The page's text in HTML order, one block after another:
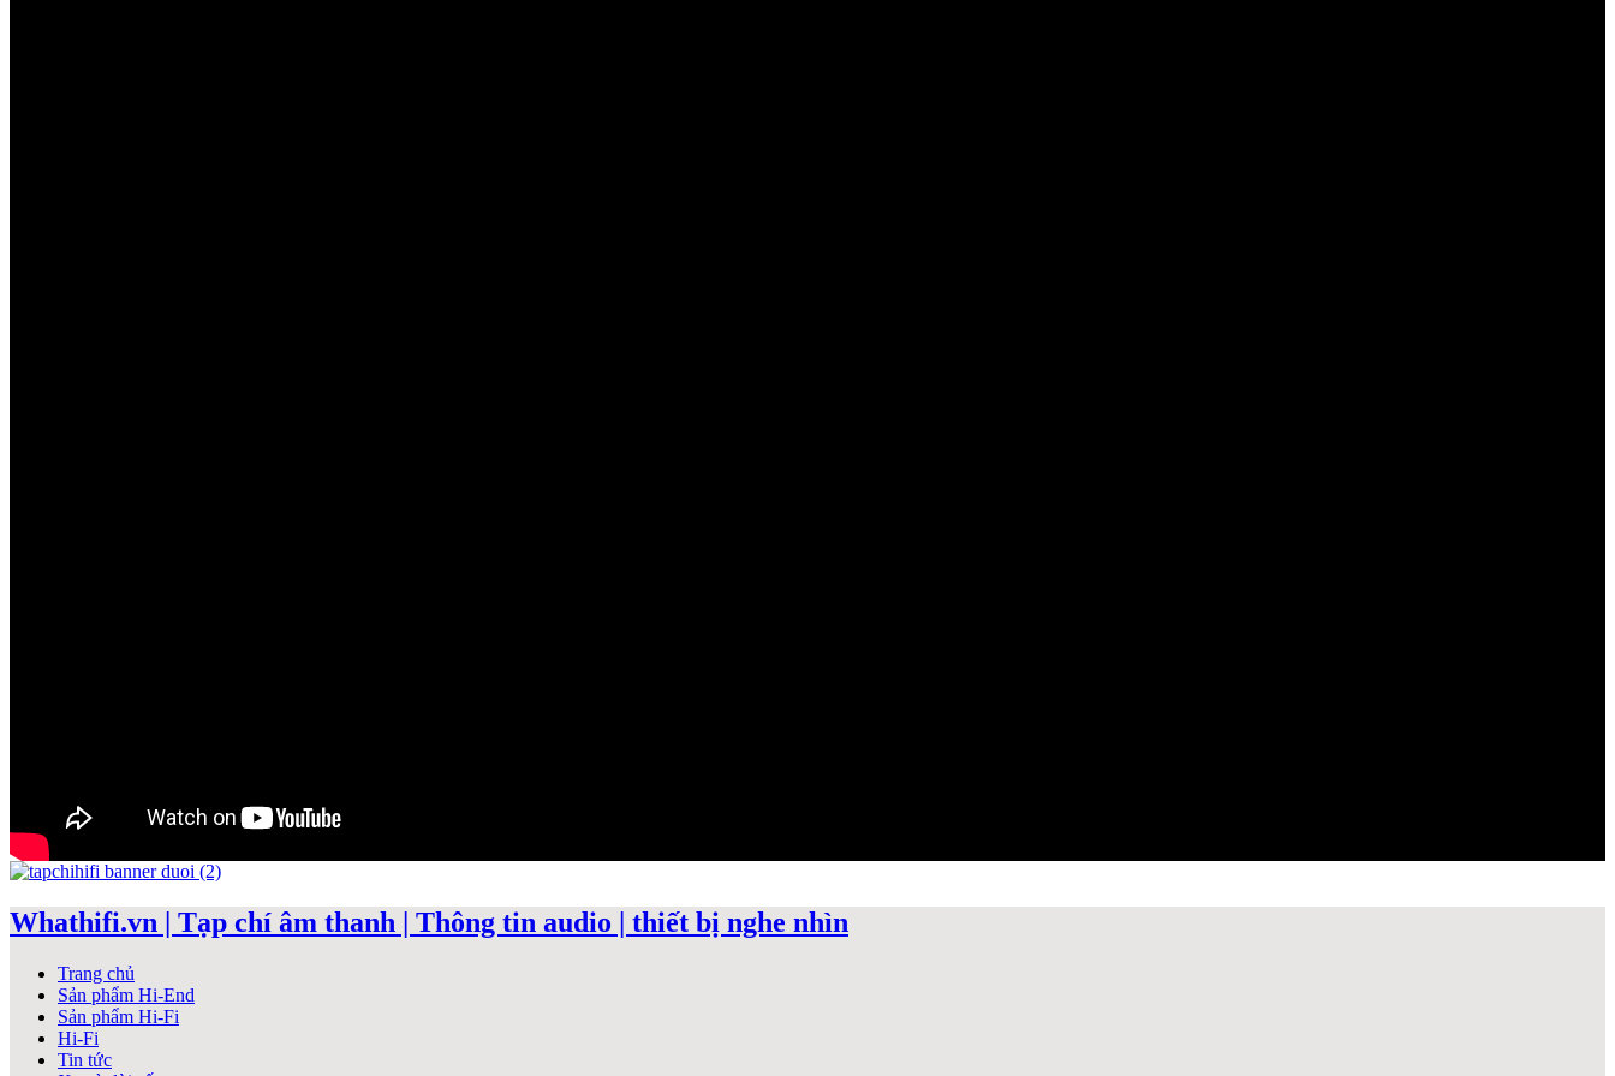
Whathifi.vn | Tạp chí âm thanh | Thông tin audio | thiết bị nghe nhìn
Trang chủ
Sản phẩm Hi-End
Sản phẩm Hi-Fi
Hi-Fi
Tin tức